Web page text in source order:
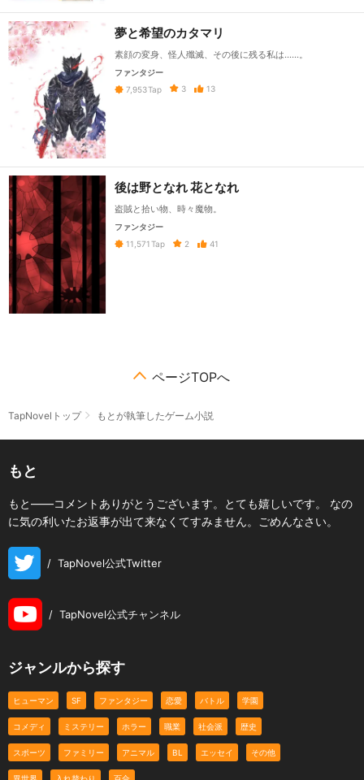
夢と希望のカタマリ
素顔の変身、怪人殲滅、その後に残る私は……。
ファンタジー
7,953Tap 3 13
後は野となれ 花となれ
盗賊と拾い物、時々魔物。
ファンタジー
11,571 Tap 2 41
ページTOPへ
TapNovelトップ もとが執筆したゲーム小説
もと
もと――コメントありがとうございます。とても嬉しいです。 なの
に気の利いたお返事が出て来なくてすみません。ごめんなさい。
/ TapNovel公式Twitter
/ TapNovel公式チャンネル
ジャンルから探す
ヒューマン SF ファンタジー 恋愛 バトル 学園
コメディ ミステリー ホラー 職業 社会派 歴史
スポーツ ファミリー アニマル BL エッセイ その他
異世界 入れ替わり 百合